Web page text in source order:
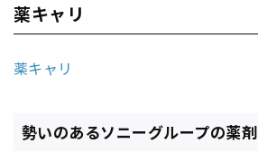
薬キャリ
薬キャリ
勢いのあるソニーグループの薬